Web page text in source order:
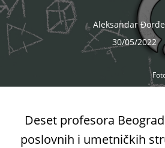
Aleksandar
30/05/2022
Deset profesora
poslovnih i umetničkih